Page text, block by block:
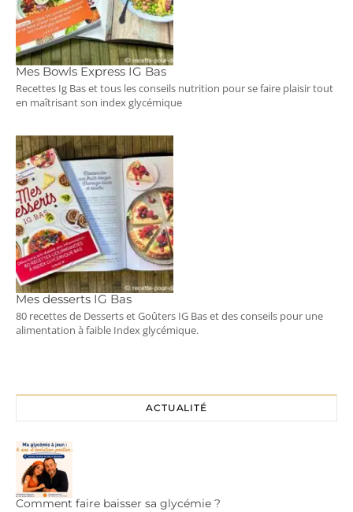
Mes Bowls Express IG Bas
Recettes Ig Bas et tous les conseils nutrition pour se faire plaisir tout
en maîtrisant son index glycémique
Mes desserts IG Bas
80 recettes de Desserts et Goûters IG Bas et des conseils pour une
alimentation à faible Index glycémique.
ACTUALITÉ
Comment faire baisser sa glycémie ?